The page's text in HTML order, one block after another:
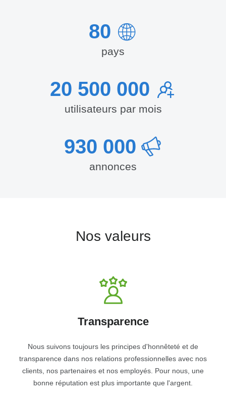
80
pays
20 500 000
utilisateurs par mois
930 000
annonces
Nos valeurs
Transparence
Nous suivons toujours les principes d'honnêteté et de
transparence dans nos relations professionnelles avec nos
clients, nos partenaires et nos employés. Pour nous, une
bonne réputation est plus importante que l'argent.